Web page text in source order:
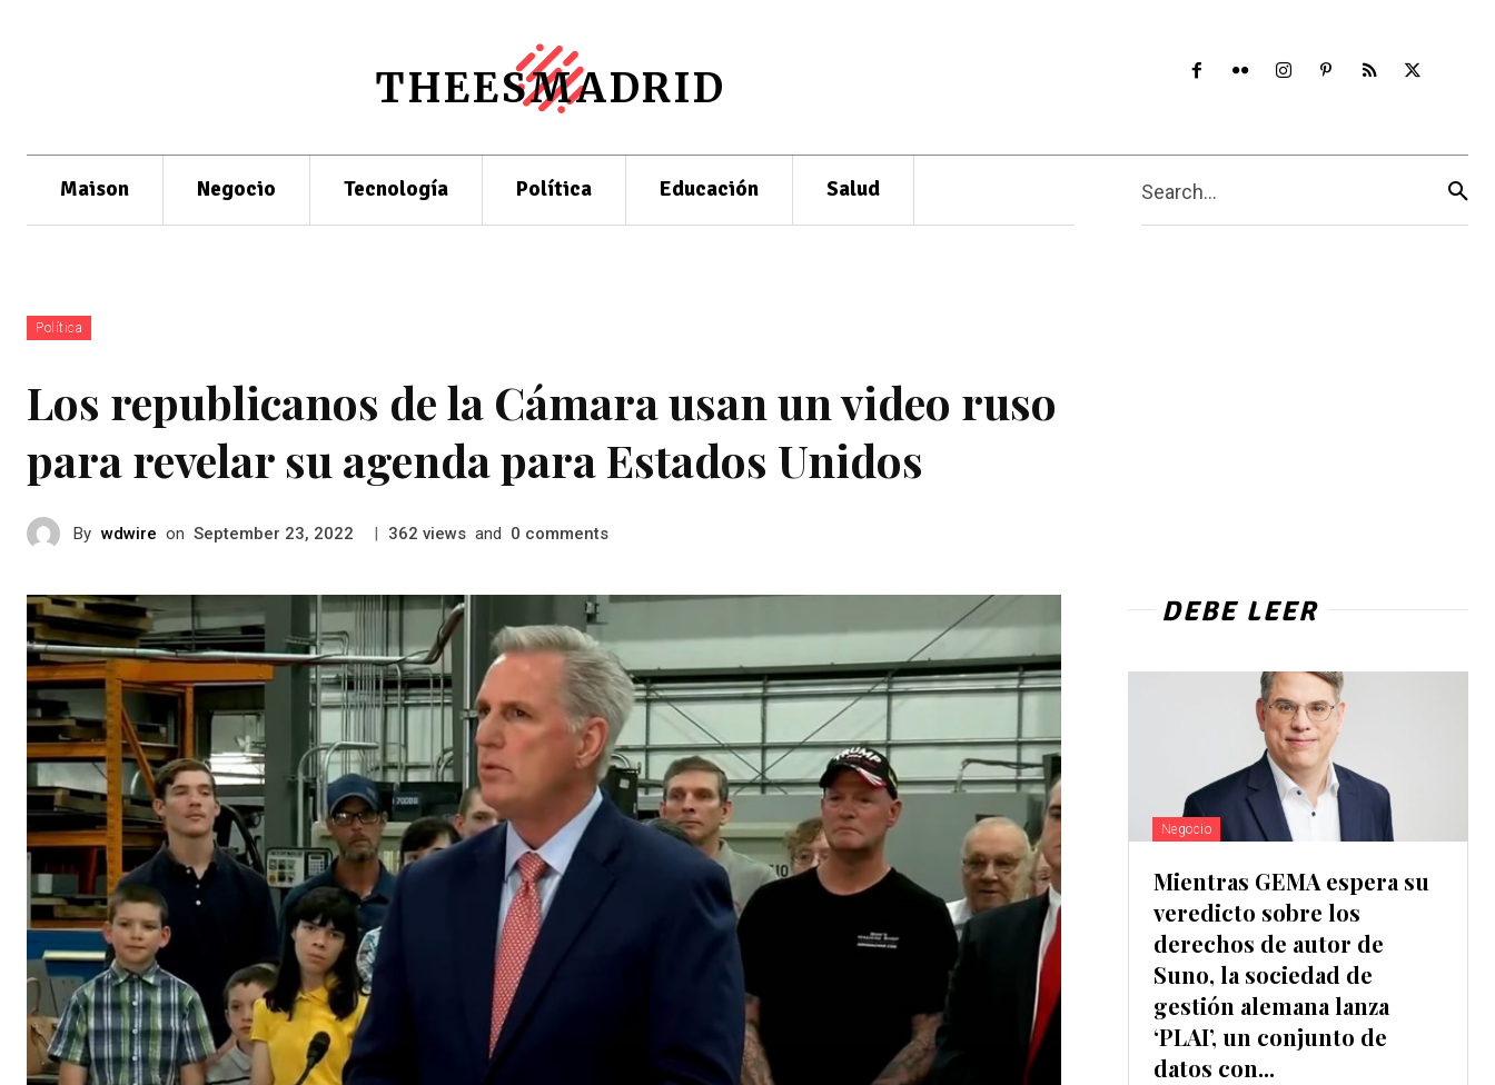
THEESMADRID
Maison Negocio Tecnología Política Educación Salud Search...
Política
Los republicanos de la Cámara usan un video ruso
para revelar su agenda para Estados Unidos
By wdwire on September 23, 2022 | 362 views and 0 comments
DEBE LEER
Negocio
Mientras GEMA espera su
veredicto sobre los
derechos de autor de
Suno, la sociedad de
gestión alemana lanza
‘PLAI’, un conjunto de
datos con...